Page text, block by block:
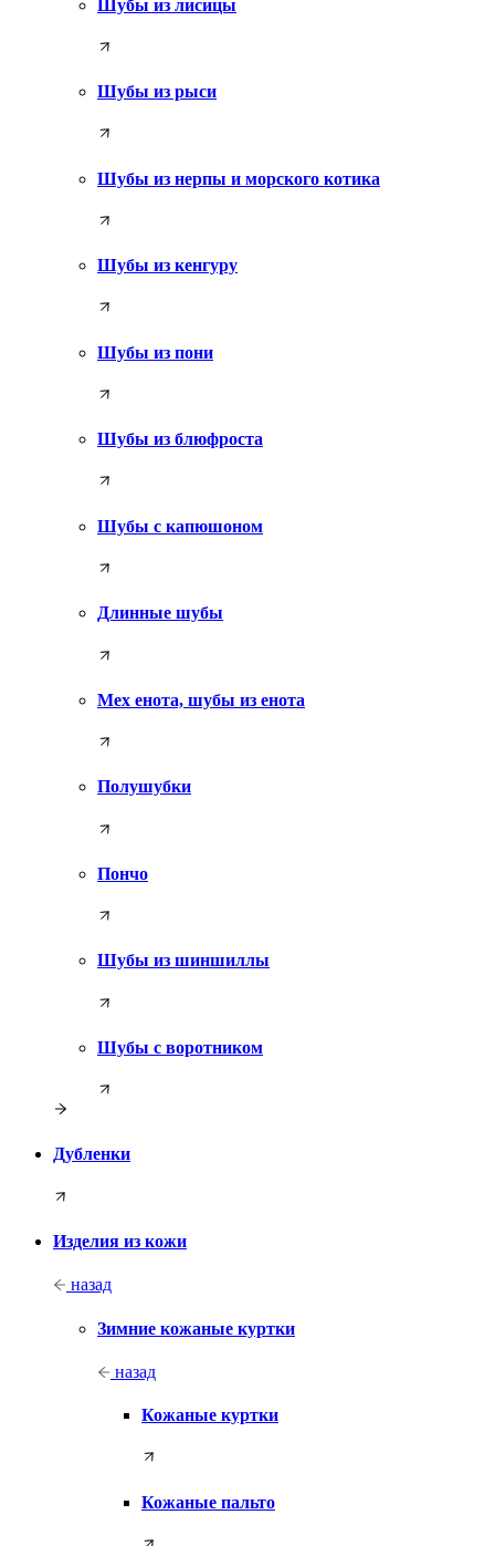
Шубы из лисицы
Шубы из рыси
Шубы из нерпы и морского котика
Шубы из кенгуру
Шубы из пони
Шубы из блюфроста
Шубы с капюшоном
Длинные шубы
Мех енота, шубы из енота
Полушубки
Пончо
Шубы из шиншиллы
Шубы с воротником
Дубленки
Изделия из кожи
назад
Зимние кожаные куртки
назад
Кожаные куртки
Кожаные пальто